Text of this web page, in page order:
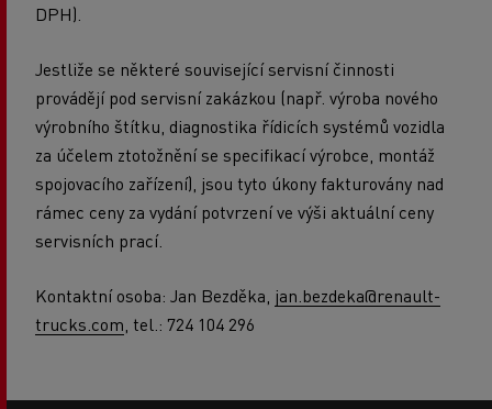
DPH).
Jestliže se některé související servisní činnosti
provádějí pod servisní zakázkou (např. výroba nového
výrobního štítku, diagnostika řídicích systémů vozidla
za účelem ztotožnění se specifikací výrobce, montáž
spojovacího zařízení), jsou tyto úkony fakturovány nad
rámec ceny za vydání potvrzení ve výši aktuální ceny
servisních prací.
Kontaktní osoba: Jan Bezděka, jan.bezdeka@renault-
trucks.com , tel.: 724 104 296